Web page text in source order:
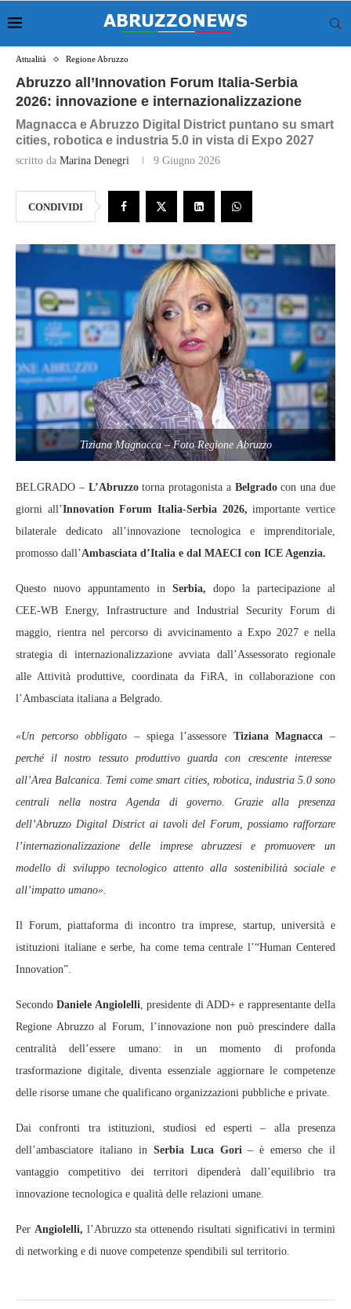
Attualità Regione Abruzzo
Abruzzo all’Innovation Forum Italia‑Serbia
2026: innovazione e internazionalizzazione
Magnacca e Abruzzo Digital District puntano su smart
cities, robotica e industria 5.0 in vista di Expo 2027
scritto da Marina Denegri 9 Giugno 2026
CONDIVIDI
Tiziana Magnacca – Foto Regione Abruzzo
BELGRADO – L’Abruzzotorna protagonista a Belgradocon una due
giorni all’Innovation Forum Italia‑Serbia 2026, importante vertice
bilaterale dedicato all’innovazione tecnologica e imprenditoriale,
promosso dall’Ambasciata d’Italia e dal MAECI con ICE Agenzia.
Questo nuovo appuntamento in Serbia, dopo la partecipazione al
CEE‑WB Energy, Infrastructure and Industrial Security Forum di
maggio, rientra nel percorso di avvicinamento a Expo 2027 e nella
strategia di internazionalizzazione avviata dall’Assessorato regionale
alle Attività produttive, coordinata da FiRA, in collaborazione con
l’Ambasciata italiana a Belgrado.
«Un percorso obbligato – spiega l’assessore Tiziana Magnacca –
perché il nostro tessuto produttivo guarda con crescente interesse
all’Area Balcanica. Temi come smart cities, robotica, industria 5.0 sono
centrali nella nostra Agenda di governo. Grazie alla presenza
dell’Abruzzo Digital District ai tavoli del Forum, possiamo rafforzare
l’internazionalizzazione delle imprese abruzzesi e promuovere un
modello di sviluppo tecnologico attento alla sostenibilità sociale e
all’impatto umano».
Il Forum, piattaforma di incontro tra imprese, startup, università e
istituzioni italiane e serbe, ha come tema centrale l’“Human Centered
Innovation”.
Secondo Daniele Angiolelli, presidente di ADD+ e rappresentante della
Regione Abruzzo al Forum, l’innovazione non può prescindere dalla
centralità dell’essere umano: in un momento di profonda
trasformazione digitale, diventa essenziale aggiornare le competenze
delle risorse umane che qualificano organizzazioni pubbliche e private.
Dai confronti tra istituzioni, studiosi ed esperti – alla presenza
dell’ambasciatore italiano inSerbia Luca Gori– è emerso che il
vantaggio competitivo dei territori dipenderà dall’equilibrio tra
innovazione tecnologica e qualità delle relazioni umane.
Per Angiolelli, l’Abruzzo sta ottenendo risultati significativi in termini
di networking e di nuove competenze spendibili sul territorio.